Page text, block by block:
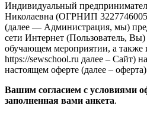
Индивидуальный
Николаевна (ОГРНИП
(далее — Администрация, мы)
сети Интернет (Пользователь,
обучающем мероприятии, а также
https://sewschool.ru далее – Сайт)
настоящем оферте (далее –
Вашим согласием с условиями
заполненная вами анкета.